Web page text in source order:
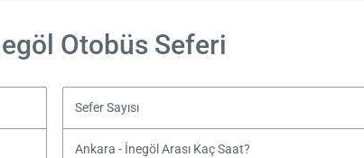
Otobüs Seferi
Sefer Sayısı
Ankara - İnegöl Arası Kaç Saat?